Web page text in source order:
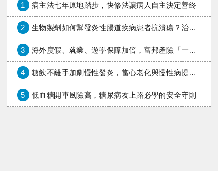
1 病主法七年原地踏步，快修法讓病人自主決定善終
2 生物製劑如何幫發炎性腸道疾病患者抗潰瘍？治療進展與健保給付困境一次看
3 海外度假、就業、遊學保障加倍，富邦產險「一期逐夢」專案加碼遠距醫療與緊急救援
4 糖飲不離手加劇慢性發炎，當心老化與慢性病提早報到
5 低血糖開車風險高，糖尿病友上路必學的安全守則